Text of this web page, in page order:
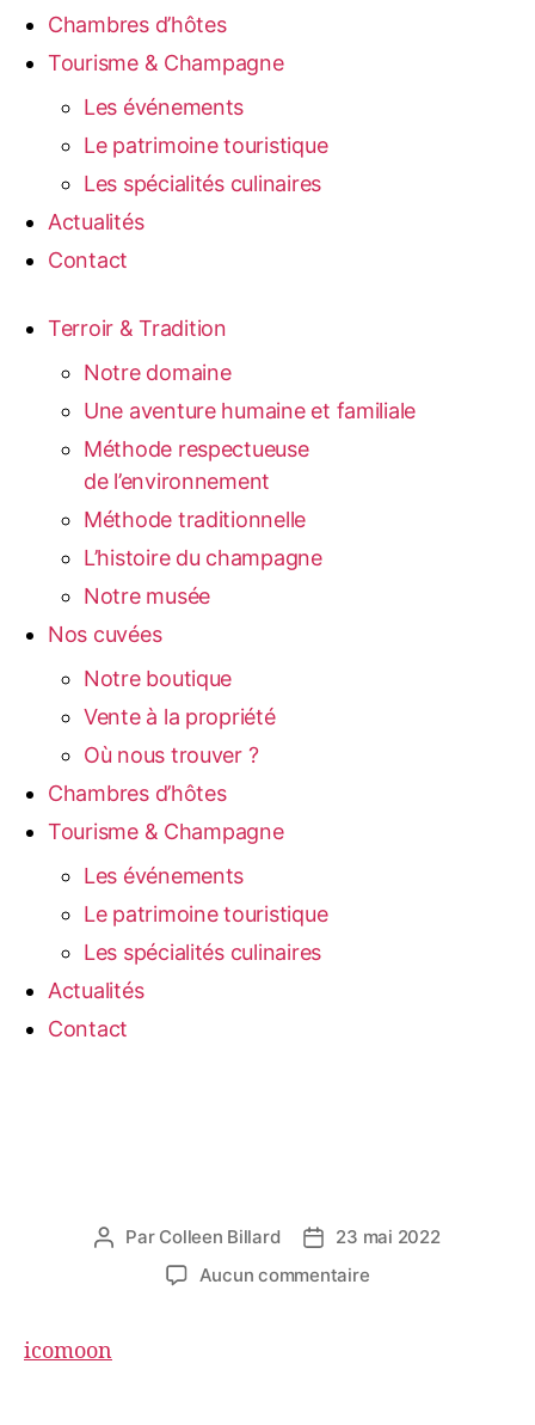
Chambres d’hôtes
Tourisme & Champagne
Les événements
Le patrimoine touristique
Les spécialités culinaires
Actualités
Contact
Terroir & Tradition
Notre domaine
Une aventure humaine et familiale
Méthode respectueuse
de l’environnement
Méthode traditionnelle
L’histoire du champagne
Notre musée
Nos cuvées
Notre boutique
Vente à la propriété
Où nous trouver ?
Chambres d’hôtes
Tourisme & Champagne
Les événements
Le patrimoine touristique
Les spécialités culinaires
Actualités
Contact
Par Colleen Billard
23 mai 2022
Aucun commentaire
icomoon